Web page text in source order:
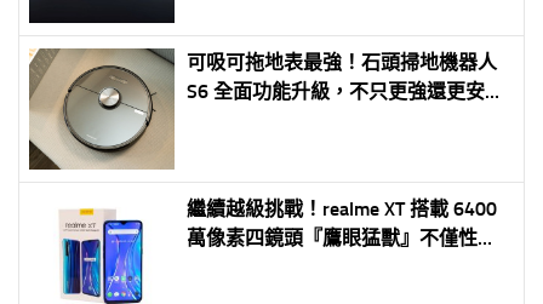
可吸可拖地表最強！石頭掃地機器人
S6 全面功能升級，不只更強還更安
繼續越級挑戰！realme XT 搭載 6400
萬像素四鏡頭『鷹眼猛獸』不僅性能